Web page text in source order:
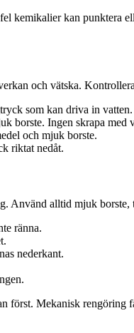
kemikalier kan punktera
och vätska.
som kan driva in vatten.
borste. Ingen skrapa med
och mjuk borste.
riktat nedåt.
Använd alltid mjuk
ränna.
nederkant.
först. Mekanisk